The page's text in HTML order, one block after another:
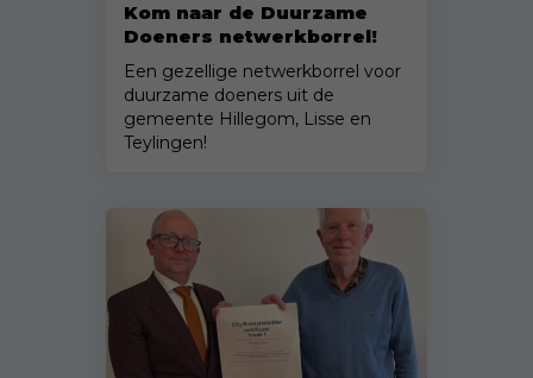
Kom naar de Duurzame
Doeners netwerkborrel!
Een gezellige netwerkborrel voor
duurzame doeners uit de
gemeente Hillegom, Lisse en
Teylingen!